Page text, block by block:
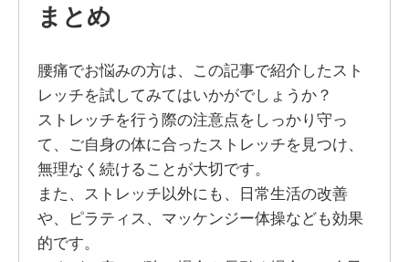
まとめ
腰痛でお悩みの方は、この記事で紹介したスト
レッチを試してみてはいかがでしょうか？
ストレッチを行う際の注意点をしっかり守っ
て、ご自身の体に合ったストレッチを見つけ、
無理なく続けることが大切です。
また、ストレッチ以外にも、日常生活の改善
や、ピラティス、マッケンジー体操なども効果
的です。